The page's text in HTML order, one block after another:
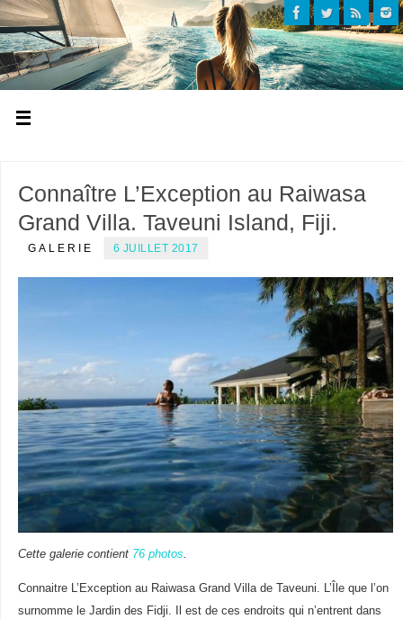
Connaître L’Exception au Raiwasa
Grand Villa. Taveuni Island, Fiji.
GALERIE 6 JUILLET 2017
Cette galerie contient 76 photos
Connaitre L’Exception au Raiwasa Grand Villa de Taveuni. L’Île que l’on
surnomme le Jardin des Fidji. Il est de ces endroits qui n’entrent dans